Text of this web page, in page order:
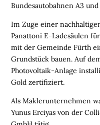
I
R
E
G
I
O
N
N
Bundesautobahnen A3 und
Im Zuge einer
Panattoni E-Ladesäulen
mit der Gemeinde Fürth
Grundstück bauen. Auf
Photovoltaik-Anlage
Gold zertifiziert.
Als Maklerunternehmen
Yunus Erciyas von der